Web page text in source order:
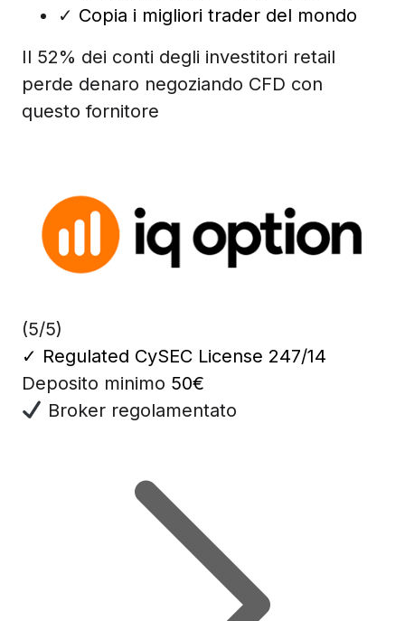
✓ Copia i migliori trader del mondo
Il 52% dei conti degli investitori retail
perde denaro negoziando CFD con
questo fornitore
(5/5)
✓ Regulated CySEC License 247/14
Deposito minimo 50€
Broker regolamentato